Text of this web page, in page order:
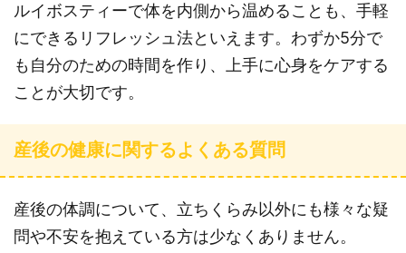
ルイボスティーで体を内側から温めることも、手軽
にできるリフレッシュ法といえます。わずか5分で
も自分のための時間を作り、上手に心身をケアする
ことが大切です。
産後の健康に関するよくある質問
産後の体調について、立ちくらみ以外にも様々な疑
問や不安を抱えている方は少なくありません。